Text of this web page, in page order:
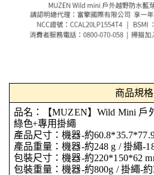
商品規格
品名：【MUZEN】Wild Mini 戶
綠色+專用掛繩
產品尺寸：機器-約
產品重量：機器-約248 g / 掛繩-
包裝尺寸：機器-約220*150*62
包裝重量：機器-約800g / 掛繩-約